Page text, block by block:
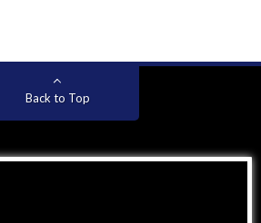
Back to Top